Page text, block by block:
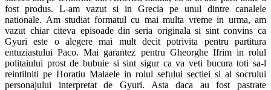
fost produs. L-am vazut si in Grecia pe unul dintre canalele
nationale. Am studiat formatul cu mai multa vreme in urma, am
vazut chiar citeva episoade din seria originala si sint convins ca
Gyuri este o alegere mai mult decit potrivita pentru partitura
entuziastului Paco. Mai garantez pentru Gheorghe Ifrim in rolul
politaiului prost de bubuie si sint sigur ca va veti bucura toti sa-l
reintilniti pe Horatiu Malaele in rolul sefului sectiei si al socrului
personajului interpretat de Gyuri. Asta daca au fost pastrate